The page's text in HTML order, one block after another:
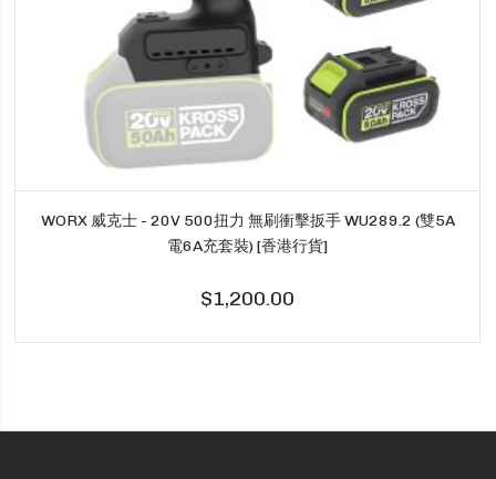
WORX 威克士 - 20V 500扭力 無刷衝擊扳手 WU289.2 (雙5A
電6A充套裝) [香港行貨]
$1,200.00